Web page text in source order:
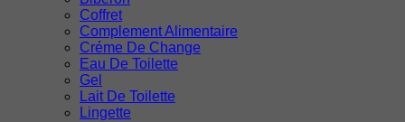
Coffret
Complement Alimentaire
Créme De Change
Eau De Toilette
Gel
Lait De Toilette
Lingette